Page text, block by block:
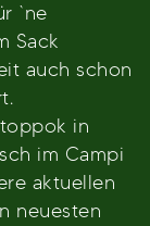
`ne
Sack
auch schon
in
im Campi
aktuellen
neuesten